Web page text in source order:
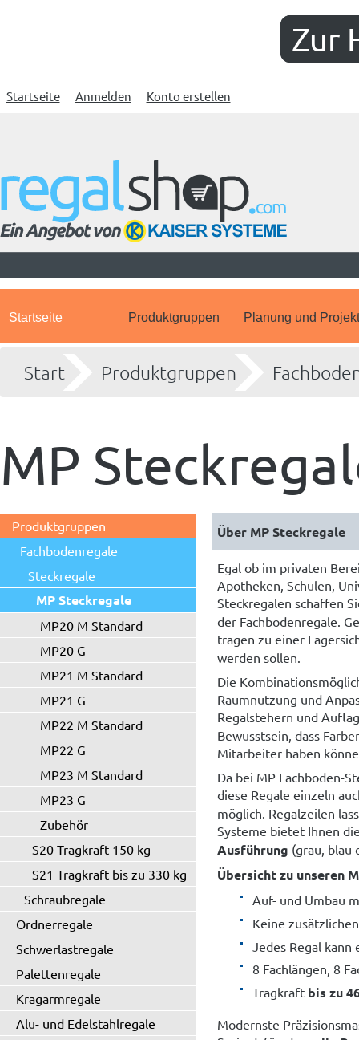
Zur
Startseite Anmelden Konto erstellen
Startseite Produktgruppen Planung und
Start Produktgruppen
MP
Produktgruppen
Fachbodenregale
Steckregale
MP Steckregale
MP20 M Standard
MP20 G
MP21 M Standard
MP21 G
MP22 M Standard
MP22 G
MP23 M Standard
MP23 G
Zubehör
S20 Tragkraft 150 kg
S21 Tragkraft bis zu 330 kg
Schraubregale
Ordnerregale
Schwerlastregale
Palettenregale
Kragarmregale
Alu- und Edelstahlregale
Über MP Steckregale
Egal ob im privaten
Apotheken, Schulen,
Steckregalen schaffen
der Fachbodenregale.
tragen zu einer
werden sollen.
Die
Raumnutzung und
Regalstehern und
Bewusstsein, dass
Mitarbeiter haben
Da bei MP Fachboden-
diese Regale einzeln
möglich. Regalzeilen
Systeme bietet Ihnen
Ausführung (grau, blau
Übersicht zu unseren
Auf- und Umbau
Keine
Jedes Regal
8 Fachlängen, 8
Tragkraft bis zu
Modernste